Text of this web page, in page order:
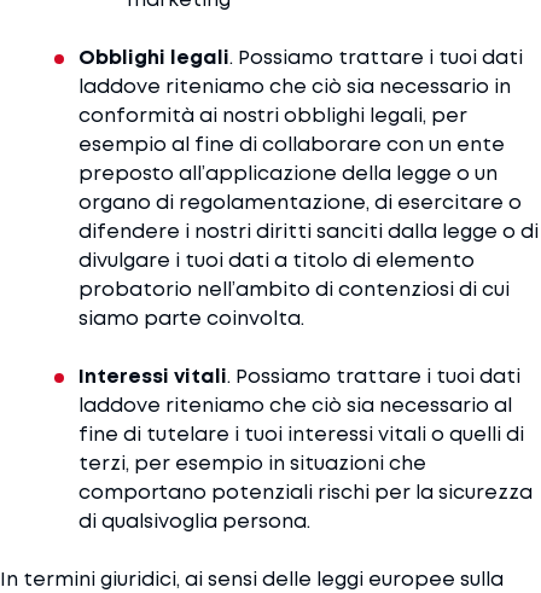
Obblighi legali. Possiamo trattare i tuoi dati
laddove riteniamo che ciò sia necessario in
conformità ai nostri obblighi legali, per
esempio al fine di collaborare con un ente
preposto all’applicazione della legge o un
organo di regolamentazione, di esercitare o
difendere i nostri diritti sanciti dalla legge o di
divulgare i tuoi dati a titolo di elemento
probatorio nell’ambito di contenziosi di cui
siamo parte coinvolta.
Interessi vitali. Possiamo trattare i tuoi dati
laddove riteniamo che ciò sia necessario al
fine di tutelare i tuoi interessi vitali o quelli di
terzi, per esempio in situazioni che
comportano potenziali rischi per la sicurezza
di qualsivoglia persona.
In termini giuridici, ai sensi delle leggi europee sulla